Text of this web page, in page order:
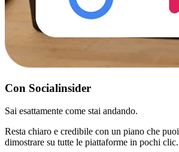
Con Socialinsider
Sai esattamente come stai andando.
Resta chiaro e credibile con un piano che puoi
dimostrare su tutte le piattaforme in pochi clic.